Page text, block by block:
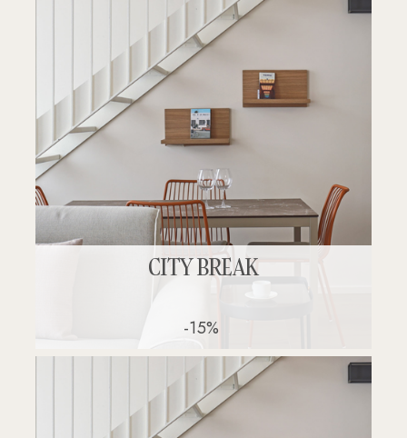
CITY BREAK
-15%